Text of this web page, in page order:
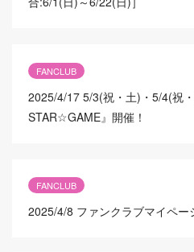
FANCLUB
2025/4/17 5/3(祝・土)・5/4(祝
STAR☆GAME』開催！
FANCLUB
2025/4/8 ファンクラブマイペー